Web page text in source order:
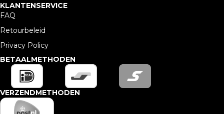
KLANTENSERVICE
FAQ
Retourbeleid
Privacy Policy
BETAALMETHODEN
VERZENDMETHODEN